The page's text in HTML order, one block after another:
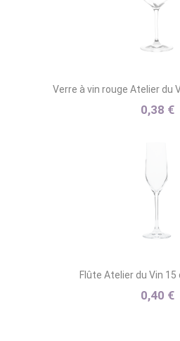
Verre à vin rouge Atelier du
0,38 €
Flûte Atelier du Vin 15
0,40 €